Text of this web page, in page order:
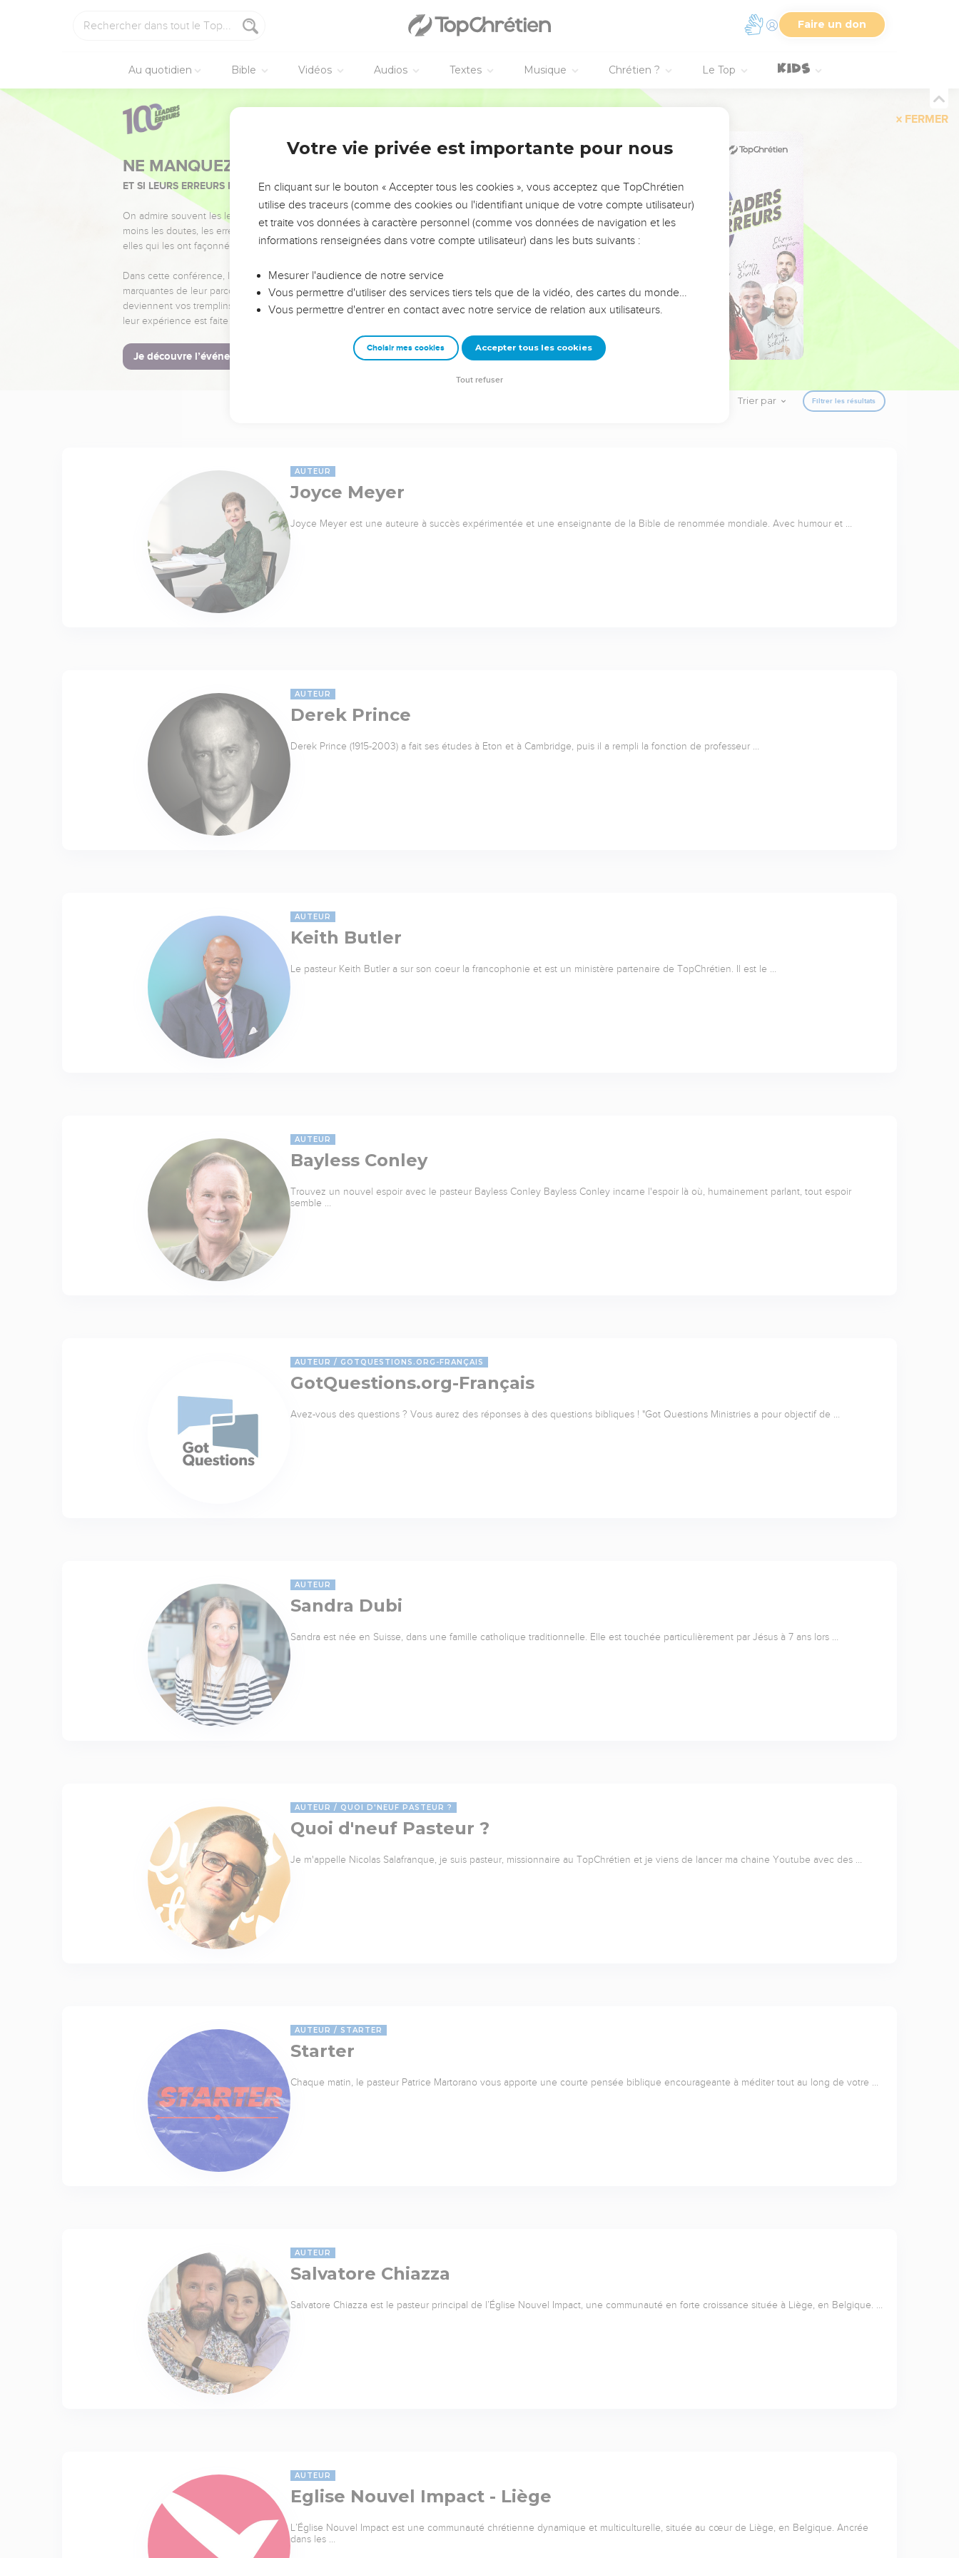
Faire un don
Au quotidien Bible Vidéos Audios Textes Musique Chrétien ? Le Top
FERMER
NE MANQUEZ PAS L’ÉVÉNEMENT DE L’ANNÉE !
ET SI LEURS ERREURS POUVAIENT VOUS ÉVITER LES VOTRES ?
On admire souvent les leaders pour leurs réussites, leur impact, leur foi ou leur vision. Mais on voit
moins les doutes, les erreurs et les saisons difficiles qu'ils ont traversés, alors même que ce sont
elles qui les ont façonnés.
Dans cette conférence, leaders, entrepreneurs, et responsables reviennent sur les erreurs
marquantes de leur parcours et les clés pour avancer avec plus de sagesse afin que leurs erreurs
deviennent vos tremplins. Que vous guidiez un ministère, une équipe, un groupe ou une famille,
leur expérience est faite pour vous.
Je découvre l’événement
Trier par Filtrer les résultats
AUTEUR
Joyce Meyer
Joyce Meyer est une auteure à succès expérimentée et une enseignante de la Bible de renommée mondiale. Avec humour et …
AUTEUR
Derek Prince
Derek Prince (1915-2003) a fait ses études à Eton et à Cambridge, puis il a rempli la fonction de professeur …
AUTEUR
Keith Butler
Le pasteur Keith Butler a sur son coeur la francophonie et est un ministère partenaire de TopChrétien. Il est le …
AUTEUR
Bayless Conley
Trouvez un nouvel espoir avec le pasteur Bayless Conley Bayless Conley incarne l'espoir là où, humainement parlant, tout espoir
semble …
AUTEUR GOTQUESTIONS.ORG-FRANÇAIS
GotQuestions.org-Français
Avez-vous des questions ? Vous aurez des réponses à des questions bibliques ! "Got Questions Ministries a pour objectif de …
AUTEUR
Sandra Dubi
Sandra est née en Suisse, dans une famille catholique traditionnelle. Elle est touchée particulièrement par Jésus à 7 ans lors …
AUTEUR QUOI D'NEUF PASTEUR ?
Quoi d'neuf Pasteur ?
Je m'appelle Nicolas Salafranque, je suis pasteur, missionnaire au TopChrétien et je viens de lancer ma chaine Youtube avec des …
AUTEUR STARTER
Starter
Chaque matin, le pasteur Patrice Martorano vous apporte une courte pensée biblique encourageante à méditer tout au long de votre …
AUTEUR
Salvatore Chiazza
Salvatore Chiazza est le pasteur principal de l’Église Nouvel Impact, une communauté en forte croissance située à Liège, en Belgique. …
AUTEUR
Eglise Nouvel Impact - Liège
L’Église Nouvel Impact est une communauté chrétienne dynamique et multiculturelle, située au cœur de Liège, en Belgique. Ancrée
dans les …
Votre vie privée est importante pour nous
En cliquant sur le bouton « Accepter tous les cookies », vous acceptez que TopChrétien
utilise des traceurs (comme des cookies ou l'identifiant unique de votre compte utilisateur)
et traite vos données à caractère personnel (comme vos données de navigation et les
informations renseignées dans votre compte utilisateur) dans les buts suivants :
Mesurer l'audience de notre service
Vous permettre d'utiliser des services tiers tels que de la vidéo, des cartes du monde…
Vous permettre d'entrer en contact avec notre service de relation aux utilisateurs.
Choisir mes cookies Accepter tous les cookies
Tout refuser